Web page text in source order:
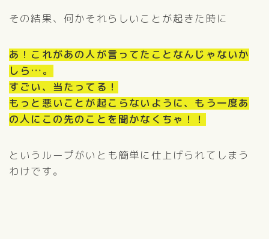
その結果、何かそれらしいことが起きた時に
あ！これがあの人が言ってたことなんじゃないか
しら…。
すごい、当たってる！
もっと悪いことが起こらないように、もう一度あ
の人にこの先のことを聞かなくちゃ！！
というループがいとも簡単に仕上げられてしまう
わけです。